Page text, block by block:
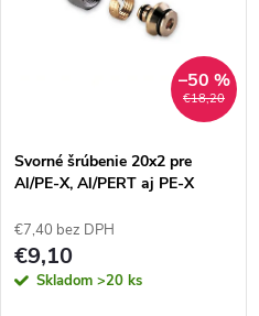
€18,20
–50 %
Svorné šrúbenie 20x2 pre
Al/PE-X, Al/PERT aj PE-X
€7,40 bez DPH
€9,10
Skladom >20 ks